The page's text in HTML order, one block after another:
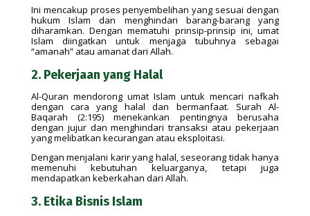
Ini mencakup proses penyembelihan yang sesuai dengan
hukum Islam dan menghindari barang-barang yang
diharamkan. Dengan mematuhi prinsip-prinsip ini, umat
Islam diingatkan untuk menjaga tubuhnya sebagai
“amanah” atau amanat dari Allah.
2. Pekerjaan yang Halal
Al-Quran mendorong umat Islam untuk mencari nafkah
dengan cara yang halal dan bermanfaat. Surah Al-
Baqarah (2:195) menekankan pentingnya berusaha
dengan jujur dan menghindari transaksi atau pekerjaan
yang melibatkan kecurangan atau eksploitasi.
Dengan menjalani karir yang halal, seseorang tidak hanya
memenuhi kebutuhan keluarganya, tetapi juga
mendapatkan keberkahan dari Allah.
3. Etika Bisnis Islam